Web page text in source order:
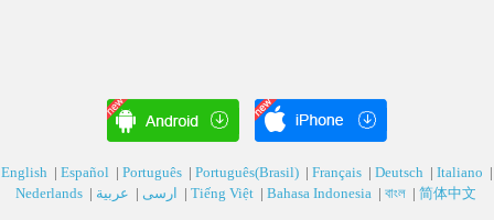
English | Español | Português | Português(Brasil) | Français | Deutsch‎ | Italiano |
Nederlands | | | Tiếng Việt | Bahasa Indonesia | বাংল | 简体中文